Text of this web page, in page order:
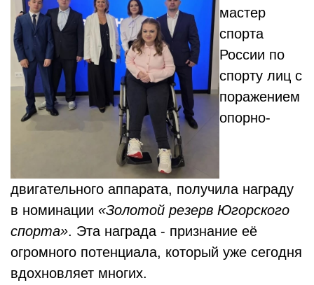
мастер
спорта
России по
спорту лиц с
поражением
опорно-
двигательного аппарата, получила награду
в номинации «Золотой резерв Югорского
спорта». Эта награда - признание её
огромного потенциала, который уже сегодня
вдохновляет многих.